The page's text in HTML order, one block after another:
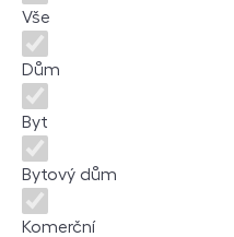
Vše
Dům
Byt
Bytový dům
Komerční